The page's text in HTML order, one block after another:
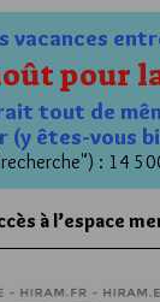
vacances
pour
tout de
(y êtes-vous
: 14
à l’espace